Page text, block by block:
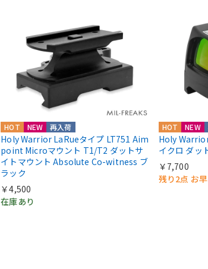
HOT NEW 再入荷
Holy Warrior LaRueタイプ LT751 Aim
point Microマウント T1/T2 ダットサ
イトマウント Absolute Co-witness ブ
ラック
￥4,500
在庫あり
HOT NEW
Holy
イクロ ダッ
￥7,700
残り2点 お